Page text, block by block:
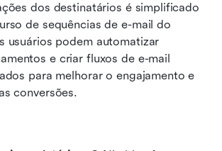
dos destinatários é simplificado
de sequências de e-mail do
usuários podem automatizar
e criar fluxos de e-mail
para melhorar o engajamento e
conversões.